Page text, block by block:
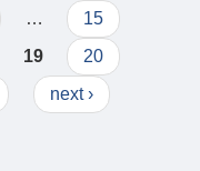
…
15
19
20
next ›